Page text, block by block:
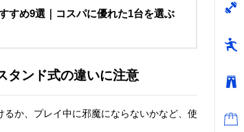
すめ9選｜コスパに優れた1台を選ぶ
タンド式の違いに注意
か、プレイ中に邪魔にならないかなど、使